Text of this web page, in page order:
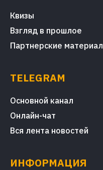
Квизы
Взгляд в прошлое
Партнерские
TELEGRAM
Основной канал
Онлайн-чат
Вся лента новостей
ИНФОРМАЦИЯ